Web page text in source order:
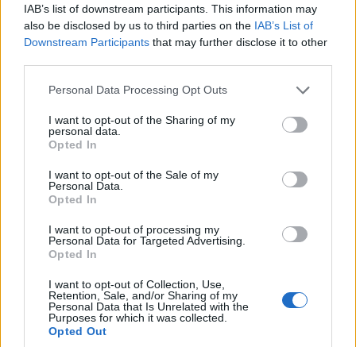
IAB’s list of downstream participants. This information may
also be disclosed by us to third parties on the IAB’s List of
Downstream Participants that may further disclose it to other
Please note that this website/app uses one or more Google
not limited to your visit or usage behaviour. You may click to
grant or deny consent to Google and its third-party tags to
use your data for below specified purposes in below Google
consent section.
Personal Data Processing Opt Outs
I want to opt-out of the Sharing of my
personal data.
Opted In
I want to opt-out of the Sale of my
Personal Data.
Opted In
I want to opt-out of processing my
Personal Data for Targeted Advertising.
Opted In
I want to opt-out of Collection, Use,
Retention, Sale, and/or Sharing of my
Personal Data that Is Unrelated with the
Purposes for which it was collected.
Opted Out
ΚΟΣΜΟΣ
Πολιτικές αναταράξεις στο Ιράν και διπλωματικός
πυρετός για τα Στενά του Ορμούζ
6/08/2026 - 11:07πμ